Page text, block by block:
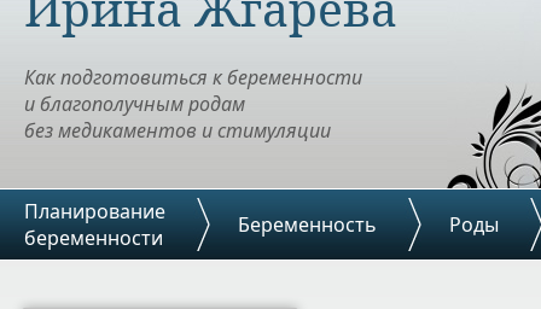
Как подготовиться к беременности
и благополучным родам
без медикаментов и стимуляции
Планирование
беременности
Беременность Роды